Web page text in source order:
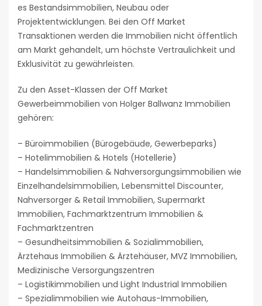
es Bestandsimmobilien, Neubau oder
Projektentwicklungen. Bei den Off Market
Transaktionen werden die Immobilien nicht öffentlich
am Markt gehandelt, um höchste Vertraulichkeit und
Exklusivität zu gewährleisten.
Zu den Asset-Klassen der Off Market
Gewerbeimmobilien von Holger Ballwanz Immobilien
gehören:
– Büroimmobilien (Bürogebäude, Gewerbeparks)
– Hotelimmobilien & Hotels (Hotellerie)
– Handelsimmobilien & Nahversorgungsimmobilien wie
Einzelhandelsimmobilien, Lebensmittel Discounter,
Nahversorger & Retail Immobilien, Supermarkt
Immobilien, Fachmarktzentrum Immobilien &
Fachmarktzentren
– Gesundheitsimmobilien & Sozialimmobilien,
Ärztehaus Immobilien & Ärztehäuser, MVZ Immobilien,
Medizinische Versorgungszentren
– Logistikimmobilien und Light Industrial Immobilien
– Spezialimmobilien wie Autohaus-Immobilien,